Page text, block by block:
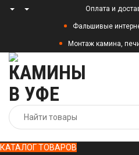
Оплата и
Фальшивые
Монтаж камина,
КАТАЛОГ ТОВАРОВ